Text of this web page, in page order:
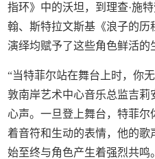
指环》中的沃坦，到理查·施
翰、斯特拉文斯基《浪子的历
演绎均赋予了这些角色鲜活的
“当特菲尔站在舞台上时，你
敦南岸艺术中心音乐总监吉莉
心声。一旦登上舞台，特菲
着音符和生动的表情，他的歌
始至终与角色产生着强烈共